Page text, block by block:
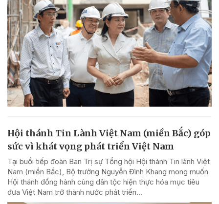
Hội thánh Tin Lành Việt Nam (miền Bắc) góp
sức vì khát vọng phát triển Việt Nam
Tại buổi tiếp đoàn Ban Trị sự Tổng hội Hội thánh Tin lành Việt
Nam (miền Bắc), Bộ trưởng Nguyễn Đình Khang mong muốn
Hội thánh đồng hành cùng dân tộc hiện thực hóa mục tiêu
đưa Việt Nam trở thành nước phát triển...